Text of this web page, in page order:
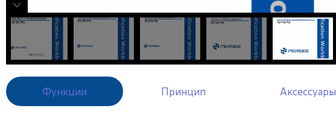
Функции Принцип Аксессуары